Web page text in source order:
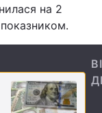
на 2
показником.